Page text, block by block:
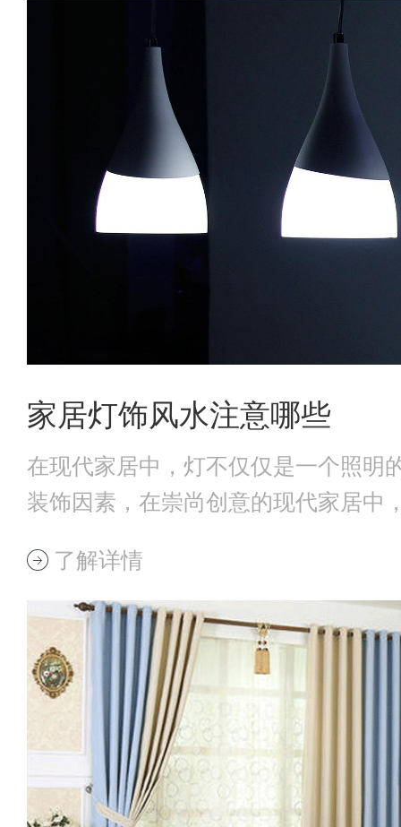
家居灯饰风水注意哪些
在现代家居中，灯不仅仅是一个照明
装饰因素，在崇尚创意的现代家居中
了解详情